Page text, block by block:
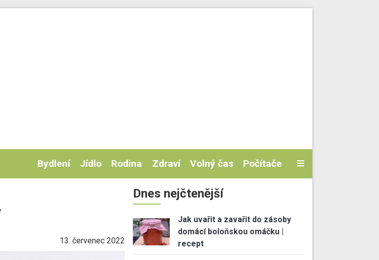
Bydlení Jídlo Rodina Zdraví Volný čas Počítače
13. červenec 2022
Dnes nejčtenější
Jak uvařit a zavařit do zásoby
domácí boloňskou omáčku |
recept